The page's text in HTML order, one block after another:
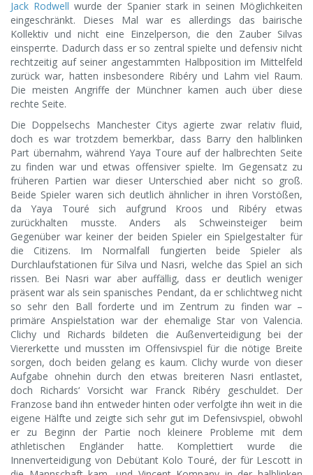
Jack Rodwell wurde der Spanier stark in seinen Möglichkeiten
eingeschränkt. Dieses Mal war es allerdings das bairische
Kollektiv und nicht eine Einzelperson, die den Zauber Silvas
einsperrte. Dadurch dass er so zentral spielte und defensiv nicht
rechtzeitig auf seiner angestammten Halbposition im Mittelfeld
zurück war, hatten insbesondere Ribéry und Lahm viel Raum.
Die meisten Angriffe der Münchner kamen auch über diese
rechte Seite.
Die Doppelsechs Manchester Citys agierte zwar relativ fluid,
doch es war trotzdem bemerkbar, dass Barry den halblinken
Part übernahm, während Yaya Toure auf der halbrechten Seite
zu finden war und etwas offensiver spielte. Im Gegensatz zu
früheren Partien war dieser Unterschied aber nicht so groß.
Beide Spieler waren sich deutlich ähnlicher in ihren Vorstößen,
da Yaya Touré sich aufgrund Kroos und Ribéry etwas
zurückhalten musste. Anders als Schweinsteiger beim
Gegenüber war keiner der beiden Spieler ein Spielgestalter für
die Citizens. Im Normalfall fungierten beide Spieler als
Durchlaufstationen für Silva und Nasri, welche das Spiel an sich
rissen. Bei Nasri war aber auffällig, dass er deutlich weniger
präsent war als sein spanisches Pendant, da er schlichtweg nicht
so sehr den Ball forderte und im Zentrum zu finden war –
primäre Anspielstation war der ehemalige Star von Valencia.
Clichy und Richards bildeten die Außenverteidigung bei der
Viererkette und mussten im Offensivspiel für die nötige Breite
sorgen, doch beiden gelang es kaum. Clichy wurde von dieser
Aufgabe ohnehin durch den etwas breiteren Nasri entlastet,
doch Richards‘ Vorsicht war Franck Ribéry geschuldet. Der
Franzose band ihn entweder hinten oder verfolgte ihn weit in die
eigene Hälfte und zeigte sich sehr gut im Defensivspiel, obwohl
er zu Beginn der Partie noch kleinere Probleme mit dem
athletischen Engländer hatte. Komplettiert wurde die
Innenverteidigung von Debütant Kolo Touré, der für Lescott in